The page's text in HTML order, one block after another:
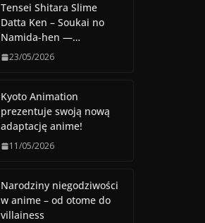
Tensei Shitara Slime
Datta Ken – Soukai no
Namida-hen —…
23/05/2026
Kyoto Animation
prezentuje swoją nową
adaptację anime!
11/05/2026
Narodziny niegodziwości
w anime – od otome do
villainess